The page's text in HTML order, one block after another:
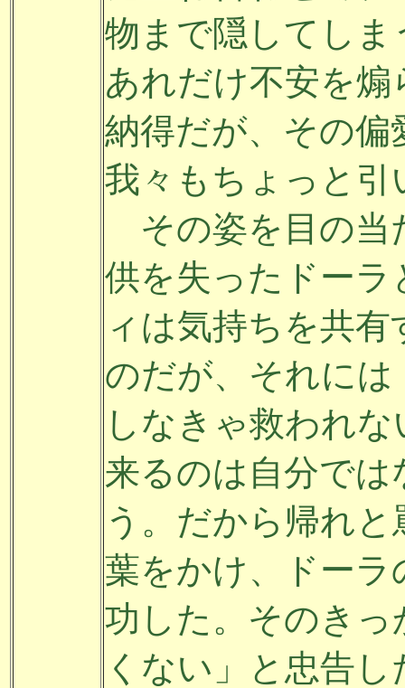
物まで隠してし
あれだけ不安を
納得だが、その
我々もちょっと
その姿を目の当
供を失ったドー
ィは気持ちを共
のだが、それに
しなきゃ救われ
来るのは自分で
う。だから帰れ
葉をかけ、ドー
功した。そのき
くない」と忠告